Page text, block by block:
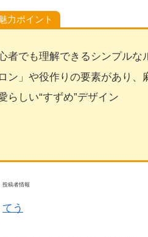
力ポイント
者でも理解できるシンプルな
ロン」や役作りの要素があり、
らしい“すずめ”デザイン
投稿者情報
てう